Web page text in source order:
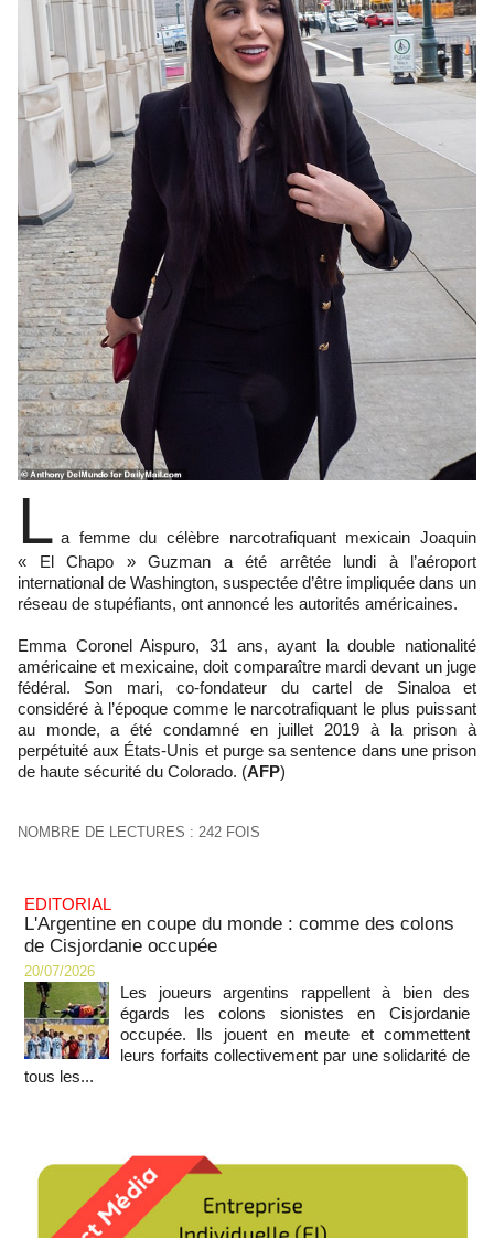
L a femme du célèbre narcotrafiquant mexicain Joaquin
« El Chapo » Guzman a été arrêtée lundi à l’aéroport
international de Washington, suspectée d’être impliquée dans un
réseau de stupéfiants, ont annoncé les autorités américaines.
Emma Coronel Aispuro, 31 ans, ayant la double nationalité
américaine et mexicaine, doit comparaître mardi devant un juge
fédéral. Son mari, co-fondateur du cartel de Sinaloa et
considéré à l’époque comme le narcotrafiquant le plus puissant
au monde, a été condamné en juillet 2019 à la prison à
perpétuité aux États-Unis et purge sa sentence dans une prison
de haute sécurité du Colorado. (AFP)
NOMBRE DE LECTURES : 242 FOIS
EDITORIAL
L'Argentine en coupe du monde : comme des colons
de Cisjordanie occupée
20/07/2026
Les joueurs argentins rappellent à bien des
égards les colons sionistes en Cisjordanie
occupée. Ils jouent en meute et commettent
leurs forfaits collectivement par une solidarité de
tous les...